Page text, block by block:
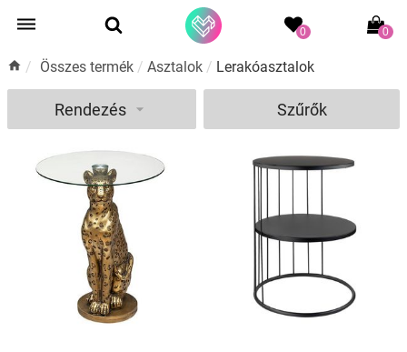
0 0
/ Összes termék / Asztalok / Lerakóasztalok
Rendezés Szűrők